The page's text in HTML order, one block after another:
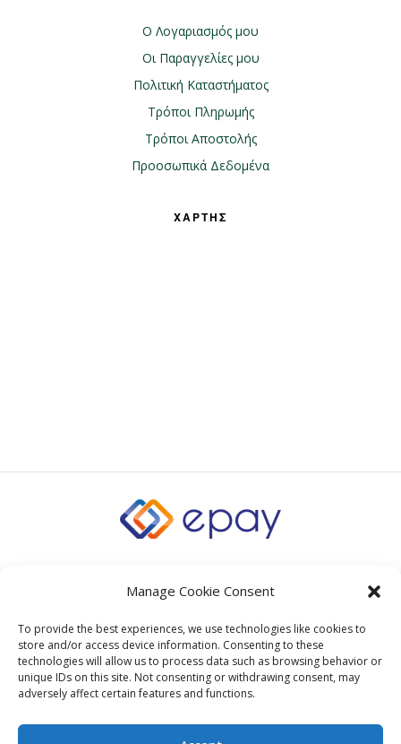
Manage Cookie Consent
To provide the best experiences, we use technologies like cookies to
store and/or access device information. Consenting to these
technologies will allow us to process data such as browsing behavior or
unique IDs on this site. Not consenting or withdrawing consent, may
adversely affect certain features and functions.
Ο Λογαριασμός μου
Οι Παραγγελίες μου
Πολιτική Καταστήματος
Τρόποι Πληρωμής
Τρόποι Αποστολής
Προοσωπικά Δεδομένα
ΧΑΡΤΗΣ